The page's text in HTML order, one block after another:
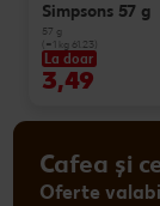
Simpsons 57 g
57 g
(=1 kg 61.23)
La doar
3,49
Cafea și
Oferte